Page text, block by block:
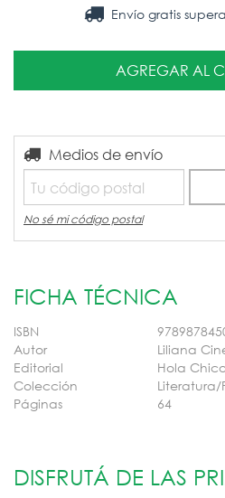
Envío gratis
Entregas para el CP:
Medios de envío
No sé mi código postal
FICHA TÉCNICA
ISBN
Autor
Liliana
Editorial
Hola
Colección
Literatura/
Páginas
64
DISFRUTÁ DE LAS